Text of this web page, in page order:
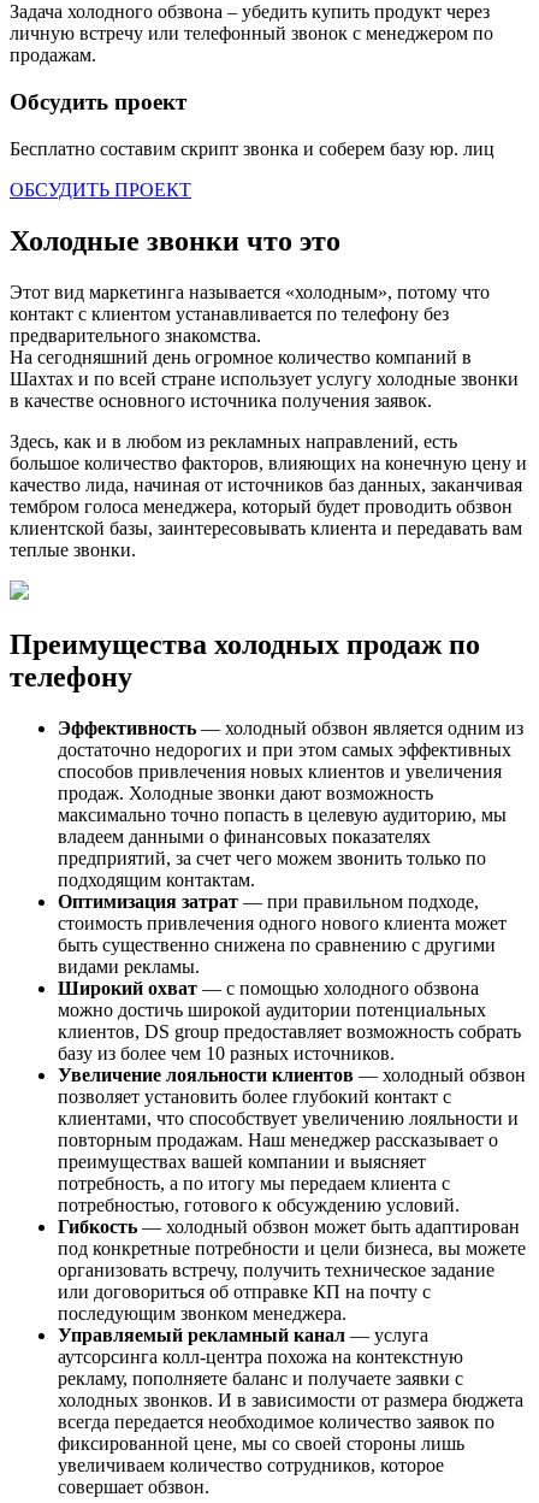
Задача холодного обзвона – убедить купить продукт через
личную встречу или телефонный звонок с менеджером по
продажам.
Обсудить проект
Бесплатно составим скрипт звонка и соберем базу юр. лиц
ОБСУДИТЬ ПРОЕКТ
Холодные звонки что это
Этот вид маркетинга называется «холодным», потому что
контакт с клиентом устанавливается по телефону без
предварительного знакомства.
На сегодняшний день огромное количество компаний в
Шахтах и по всей стране использует услугу холодные звонки
в качестве основного источника получения заявок.
Здесь, как и в любом из рекламных направлений, есть
большое количество факторов, влияющих на конечную цену и
качество лида, начиная от источников баз данных, заканчивая
тембром голоса менеджера, который будет проводить обзвон
клиентской базы, заинтересовывать клиента и передавать вам
теплые звонки.
Преимущества холодных продаж по
телефону
Эффективность — холодный обзвон является одним из
достаточно недорогих и при этом самых эффективных
способов привлечения новых клиентов и увеличения
продаж. Холодные звонки дают возможность
максимально точно попасть в целевую аудиторию, мы
владеем данными о финансовых показателях
предприятий, за счет чего можем звонить только по
подходящим контактам.
Оптимизация затрат — при правильном подходе,
стоимость привлечения одного нового клиента может
быть существенно снижена по сравнению с другими
видами рекламы.
Широкий охват — с помощью холодного обзвона
можно достичь широкой аудитории потенциальных
клиентов, DS group предоставляет возможность собрать
базу из более чем 10 разных источников.
Увеличение лояльности клиентов — холодный обзвон
позволяет установить более глубокий контакт с
клиентами, что способствует увеличению лояльности и
повторным продажам. Наш менеджер рассказывает о
преимуществах вашей компании и выясняет
потребность, а по итогу мы передаем клиента с
потребностью, готового к обсуждению условий.
Гибкость — холодный обзвон может быть адаптирован
под конкретные потребности и цели бизнеса, вы можете
организовать встречу, получить техническое задание
или договориться об отправке КП на почту с
последующим звонком менеджера.
Управляемый рекламный канал — услуга
аутсорсинга колл-центра похожа на контекстную
рекламу, пополняете баланс и получаете заявки с
холодных звонков. И в зависимости от размера бюджета
всегда передается необходимое количество заявок по
фиксированной цене, мы со своей стороны лишь
увеличиваем количество сотрудников, которое
совершает обзвон.